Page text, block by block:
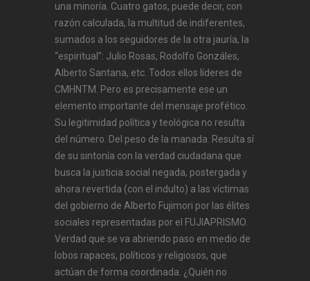
una minoría. Cuatro gatos, puede decir, con
razón calculada, la multitud de indiferentes,
sumados a los seguidores de la otra jauría, la
“espiritual”: Julio Rosas, Rodolfo Gonzáles,
Alberto Santana, etc. Todos ellos líderes de
CMHNTM. Pero es precisamente ese un
elemento importante del mensaje profético.
Su legitimidad política y teológica no resulta
del número. Del peso de la manada. Resulta sí
de su sintonía con la verdad ciudadana que
busca la justicia social negada, postergada y
ahora revertida (con el indulto) a las víctimas
del gobierno de Alberto Fujimori por las élites
sociales representadas por el FUJIAPRISMO.
Verdad que se va abriendo paso en medio de
lobos rapaces, políticos y religiosos, que
actúan de forma coordinada. ¿Quién no